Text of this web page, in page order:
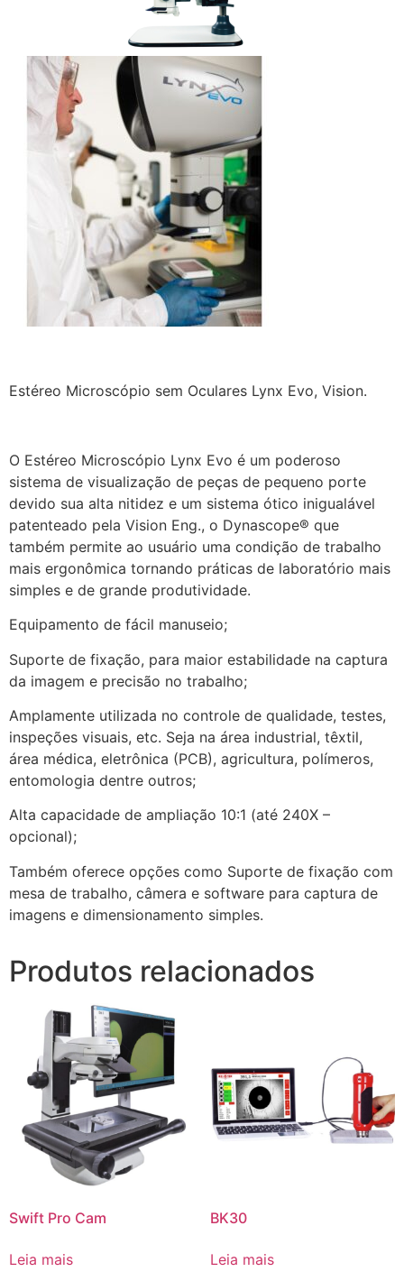
Estéreo Microscópio sem Oculares Lynx Evo, Vision.
O Estéreo Microscópio Lynx Evo é um poderoso
sistema de visualização de peças de pequeno porte
devido sua alta nitidez e um sistema ótico inigualável
patenteado pela Vision Eng., o Dynascope® que
também permite ao usuário uma condição de trabalho
mais ergonômica tornando práticas de laboratório mais
simples e de grande produtividade.
Equipamento de fácil manuseio;
Suporte de fixação, para maior estabilidade na captura
da imagem e precisão no trabalho;
Amplamente utilizada no controle de qualidade, testes,
inspeções visuais, etc. Seja na área industrial, têxtil,
área médica, eletrônica (PCB), agricultura, polímeros,
entomologia dentre outros;
Alta capacidade de ampliação 10:1 (até 240X –
opcional);
Também oferece opções como Suporte de fixação com
mesa de trabalho, câmera e software para captura de
imagens e dimensionamento simples.
Produtos relacionados
Swift Pro Cam
Leia mais
BK30
Leia mais